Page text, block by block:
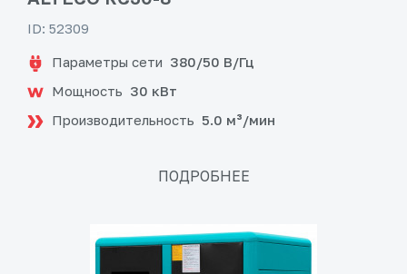
ID: 52309
Параметры сети 380/50 В/Гц
Мощность 30 кВт
Производительность 5.0 м³/мин
ПОДРОБНЕЕ